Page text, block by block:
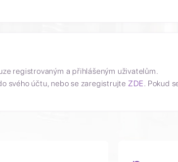
registrovaným a přihlášeným uživatelům.
svého účtu, nebo se zaregistrujte ZDE. Pokud